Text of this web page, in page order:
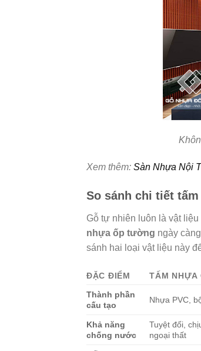
Xem thêm: Sàn Nhựa Nội
So sánh chi tiết
Gỗ tự nhiên luôn là vật
nhựa ốp tường ngày
sánh hai loại vật liệu này
ĐẶC ĐIỂM TẤM NHỰA
Thành phần
cấu tạo
Nhựa PVC,
Khả năng
chống nước
Tuyệt đối,
ngoại thất